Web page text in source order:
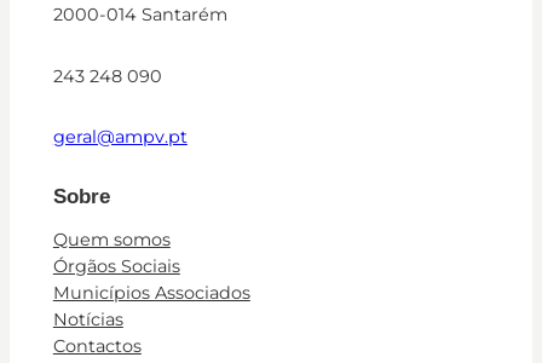
2000-014 Santarém
243 248 090
geral@ampv.pt
Sobre
Quem somos
Órgãos Sociais
Municípios Associados
Notícias
Contactos